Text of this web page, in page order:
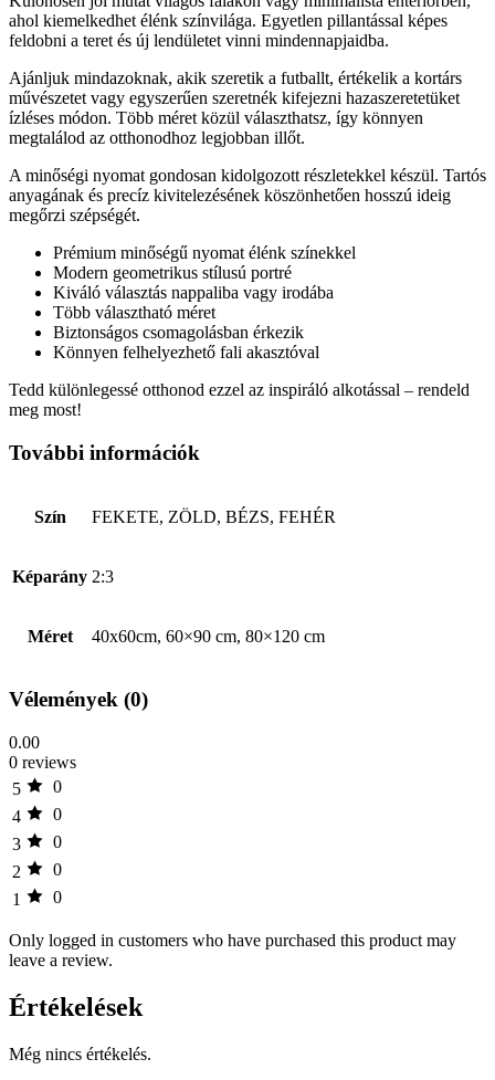
ahol kiemelkedhet élénk színvilága. Egyetlen pillantással képes
feldobni a teret és új lendületet vinni mindennapjaidba.
Ajánljuk mindazoknak, akik szeretik a futballt, értékelik a kortárs
művészetet vagy egyszerűen szeretnék kifejezni hazaszeretetüket
ízléses módon. Több méret közül választhatsz, így könnyen
megtalálod az otthonodhoz legjobban illőt.
A minőségi nyomat gondosan kidolgozott részletekkel készül. Tartós
anyagának és precíz kivitelezésének köszönhetően hosszú ideig
megőrzi szépségét.
Prémium minőségű nyomat élénk színekkel
Modern geometrikus stílusú portré
Kiváló választás nappaliba vagy irodába
Több választható méret
Biztonságos csomagolásban érkezik
Könnyen felhelyezhető fali akasztóval
Tedd különlegessé otthonod ezzel az inspiráló alkotással – rendeld
meg most!
További információk
Szín FEKETE, ZÖLD, BÉZS, FEHÉR
Képarány 2:3
Méret 40x60cm, 60×90 cm, 80×120 cm
Vélemények (0)
0.00
0 reviews
5
0
4
0
3
0
2
0
1
0
Only logged in customers who have purchased this product may
leave a review.
Értékelések
Még nincs értékelés.